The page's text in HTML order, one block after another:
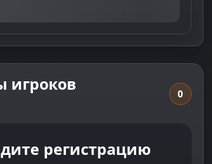
игроков 0
регистрацию